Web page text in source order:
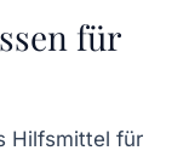
für
Hilfsmittel für